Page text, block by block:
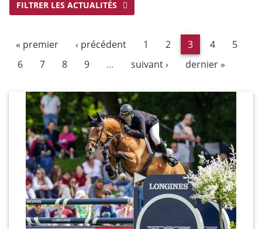
FILTRER LES ACTUALITÉS
« premier ‹ précédent 1 2 3 4
5
6
7 8 9 … suivant › dernier »